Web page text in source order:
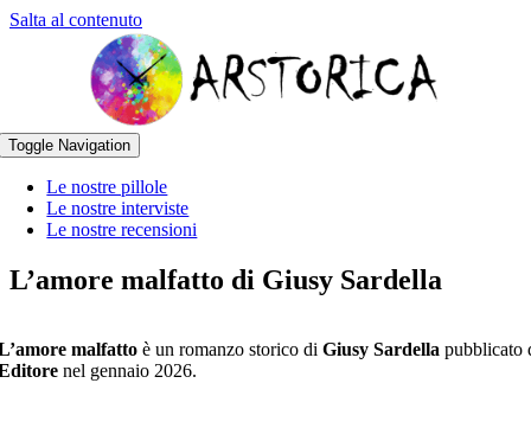
Salta al contenuto
Toggle Navigation
Le nostre pillole
Le nostre interviste
Le nostre recensioni
L’amore malfatto di Giusy Sardella
malfatto è un romanzo storico di Giusy Sardella pubblicato
nel gennaio 2026.